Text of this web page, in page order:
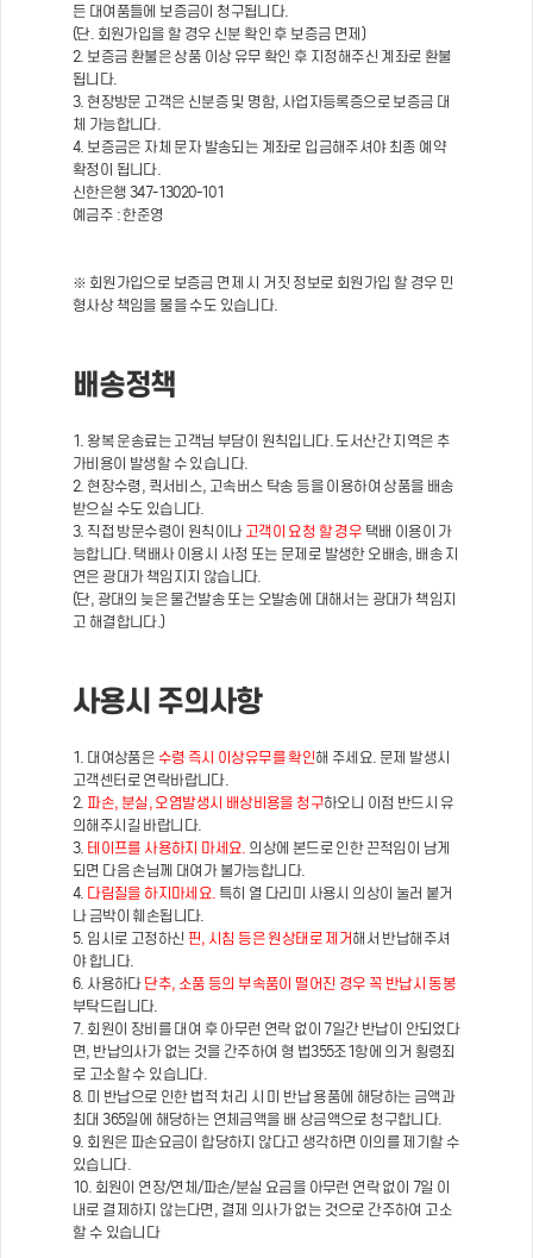
든 대여품들에 보증금이 청구됩니다.
(단. 회원가입을 할 경우 신분 확인 후 보증금 면제)
2. 보증금 환불은 상품 이상 유무 확인 후 지정해주신 계좌로 환불
됩니다.
3. 현장방문 고객은 신분증 및 명함, 사업자등록증으로 보증금 대
체 가능합니다.
4. 보증금은 자체 문자 발송되는 계좌로 입금해주셔야 최종 예약
확정이 됩니다.
신한은행 347-13020-101
예금주 : 한준영
※ 회원가입으로 보증금 면제 시 거짓 정보로 회원가입 할 경우 민
형사상 책임을 물을 수도 있습니다.
배송정책
1. 왕복 운송료는 고객님 부담이 원칙입니다. 도서산간 지역은 추
가비용이 발생할 수 있습니다.
2. 현장수령, 퀵서비스, 고속버스 탁송 등을 이용하여 상품을 배송
받으실 수도 있습니다.
3. 직접 방문수령이 원칙이나 고객이 요청 할 경우 택배 이용이 가
능합니다. 택배사 이용시 사정 또는 문제로 발생한 오배송, 배송 지
연은 광대가 책임지지 않습니다.
(단, 광대의 늦은 물건발송 또는 오발송에 대해서는 광대가 책임지
고 해결합니다.)
사용시 주의사항
1. 대여상품은 수령 즉시 이상유무를 확인해 주세요. 문제 발생시
고객센터로 연락바랍니다.
2. 파손, 분실, 오염발생시 배상비용을 청구하오니 이점 반드시 유
의해주시길 바랍니다.
3. 테이프를 사용하지 마세요. 의상에 본드로 인한 끈적임이 남게
되면 다음 손님께 대여가 불가능합니다.
4. 다림질을 하지마세요. 특히 열 다리미 사용시 의상이 눌러 붙거
나 금박이 훼손됩니다.
5. 임시로 고정하신 핀, 시침 등은 원상태로 제거 해서 반납해주셔
야 합니다.
6. 사용하다 단추, 소품 등의 부속품이 떨어진 경우 꼭 반납시 동봉
부탁드립니다.
7. 회원이 장비를 대여 후 아무런 연락 없이 7일간 반납이 안되었다
면, 반납의사가 없는 것을 간주하여 형 법355조1항에 의거 횡령죄
로 고소할 수 있습니다.
8. 미 반납으로 인한 법적 처리 시 미 반납 용품에 해당하는 금액과
최대 365일에 해당하는 연체금액을 배 상금액으로 청구합니다.
9. 회원은 파손요금이 합당하지 않다고 생각하면 이의를 제기할 수
있습니다.
10. 회원이 연장/연체/파손/분실 요금을 아무런 연락 없이 7일 이
내로 결제하지 않는다면, 결제 의사가 없는 것으로 간주하여 고소
할 수 있습니다